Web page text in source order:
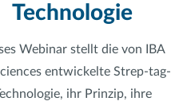
Technologie
Webinar stellt die von IBA
entwickelte Strep-tag-
ihr Prinzip, ihre